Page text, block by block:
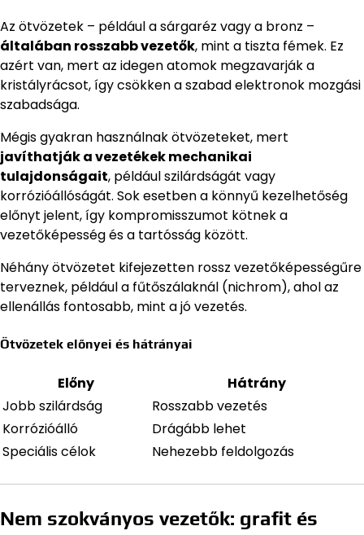
Az ötvözetek – például a sárgaréz vagy a bronz –
általában rosszabb vezetők, mint a tiszta fémek. Ez
azért van, mert az idegen atomok megzavarják a
kristályrácsot, így csökken a szabad elektronok mozgási
szabadsága.
Mégis gyakran használnak ötvözeteket, mert
javíthatják a vezetékek mechanikai
tulajdonságait, például szilárdságát vagy
korrózióállóságát. Sok esetben a könnyű kezelhetőség
előnyt jelent, így kompromisszumot kötnek a
vezetőképesség és a tartósság között.
Néhány ötvözetet kifejezetten rossz vezetőképességűre
terveznek, például a fűtőszálaknál (nichrom), ahol az
ellenállás fontosabb, mint a jó vezetés.
Ötvözetek előnyei és hátrányai
Előny
Hátrány
Jobb szilárdság
Rosszabb vezetés
Korrózióálló
Drágább lehet
Speciális célok
Nehezebb feldolgozás
Nem szokványos vezetők: grafit és